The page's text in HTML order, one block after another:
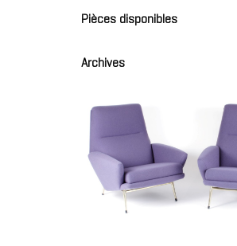
Pièces disponibles
Archives